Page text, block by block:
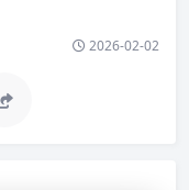
2026-02-02